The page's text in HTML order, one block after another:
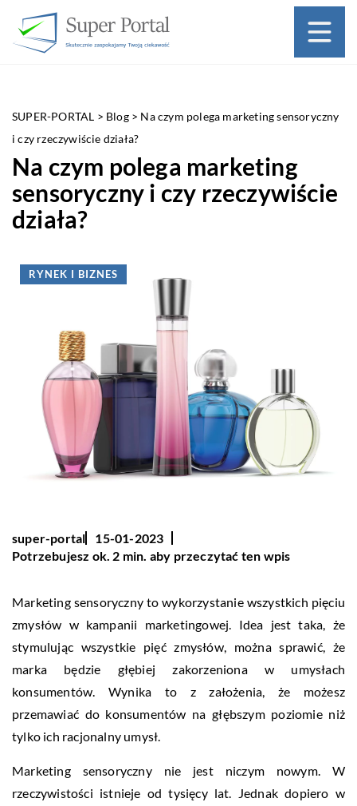
SUPER-PORTAL > Blog> Na czym polega marketing sensoryczny
i czy rzeczywiście działa?
Na czym polega marketing
sensoryczny i czy rzeczywiście
działa?
RYNEK I BIZNES
super-portal
15-01-2023
Potrzebujesz ok. 2 min. aby przeczytać ten wpis
Marketing sensoryczny to wykorzystanie wszystkich pięciu
zmysłów w kampanii marketingowej. Idea jest taka, że
stymulując wszystkie pięć zmysłów, można sprawić, że
marka będzie głębiej zakorzeniona w umysłach
konsumentów. Wynika to z założenia, że możesz
przemawiać do konsumentów na głębszym poziomie niż
tylko ich racjonalny umysł.
Marketing sensoryczny nie jest niczym nowym. W
rzeczywistości istnieje od tysięcy lat. Jednak dopiero w